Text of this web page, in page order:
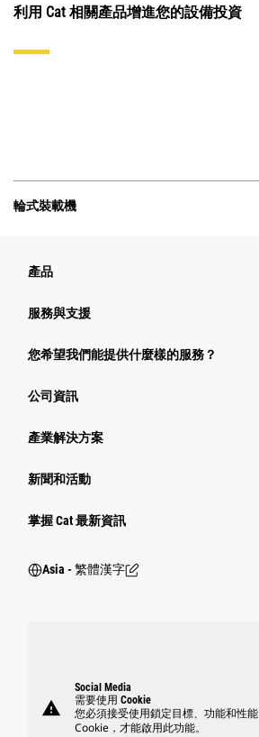
利用 Cat 相關產品增進您的設備投資
輪式裝載機
產品
服務與支援
您希望我們能提供什麼樣的服務？
公司資訊
產業解決方案
新聞和活動
掌握 Cat 最新資訊
Asia - 繁體漢字
warning
Social Media
需要使用 Cookie
您必須接受使用鎖定目標、功能和性能
Cookie，才能啟用此功能。